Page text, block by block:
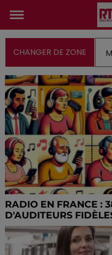
CHANGER DE ZONE
RADIO EN FRANCE :
D'AUDITEURS